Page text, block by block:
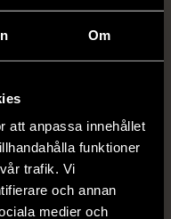
Om
att anpassa innehållet
funktioner
trafik. Vi
och annan
medier och